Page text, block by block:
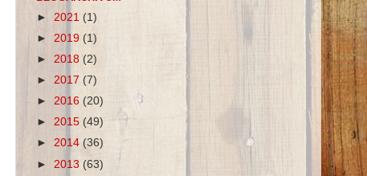
► 2021 (1)
► 2019 (1)
► 2018 (2)
► 2017 (7)
► 2016 (20)
► 2015 (49)
► 2014 (36)
► 2013 (63)